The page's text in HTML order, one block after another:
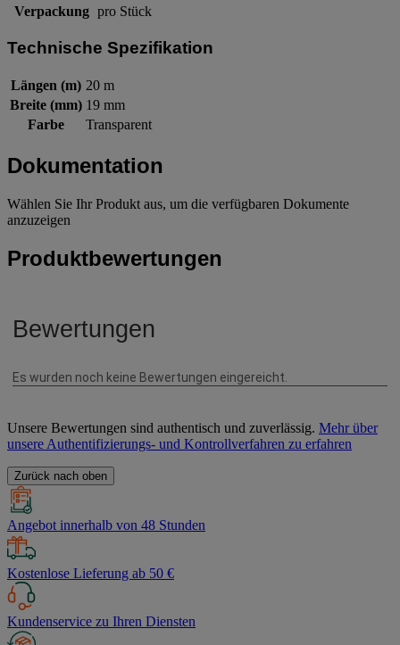
Verpackung pro Stück
Technische Spezifikation
Längen (m) 20 m
Breite (mm) 19 mm
Farbe
Transparent
Dokumentation
Wählen Sie Ihr Produkt aus, um die verfügbaren Dokumente
anzuzeigen
Produktbewertungen
Unsere Bewertungen sind authentisch und zuverlässig. Mehr über
unsere Authentifizierungs- und Kontrollverfahren zu erfahren
Zurück nach oben
Angebot innerhalb von 48 Stunden
Kostenlose Lieferung ab 50 €
Kundenservice zu Ihren Diensten